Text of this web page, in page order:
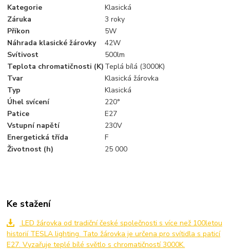
Kategorie
Klasická
Záruka
3 roky
Příkon
5W
Náhrada klasické žárovky
42W
Svítivost
500lm
Teplota chromatičnosti (K) Teplá bílá (3000K)
Tvar
Klasická žárovka
Typ
Klasická
Úhel svícení
220°
Patice
E27
Vstupní napětí
230V
Energetická třída
F
Životnost (h)
25 000
Ke stažení
LED žárovka od tradiční české společnosti s více než 100letou
historií TESLA lighting. Tato žárovka je určena pro svítidla s paticí
E27. Vyzařuje teplé bílé světlo s chromatičností 3000K.